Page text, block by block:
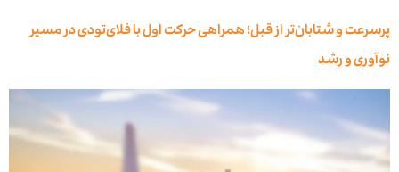
پرسرعت و شتابان‌تر از قبل؛ همراهی حرکت اول با فلای‌تودی در مسیر
نوآوری و رشد